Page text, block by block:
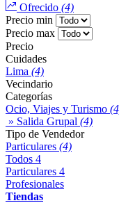
Ofrecido (4)
Precio min
Precio max
Precio
Cuidades
Lima (4)
Vecindario
Categorías
Ocio, Viajes y Turismo
» Salida Grupal (4)
Tipo de Vendedor
Particulares (4)
Todos 4
Particulares 4
Profesionales
Tiendas